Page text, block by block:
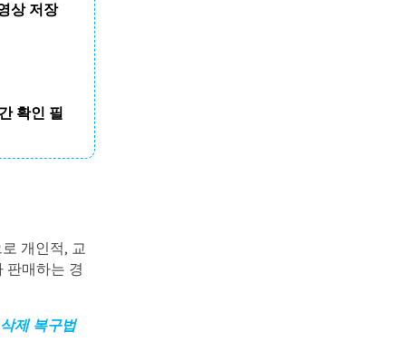
상 저장
확인 필
개인적, 교
판매하는 경
삭제 복구법